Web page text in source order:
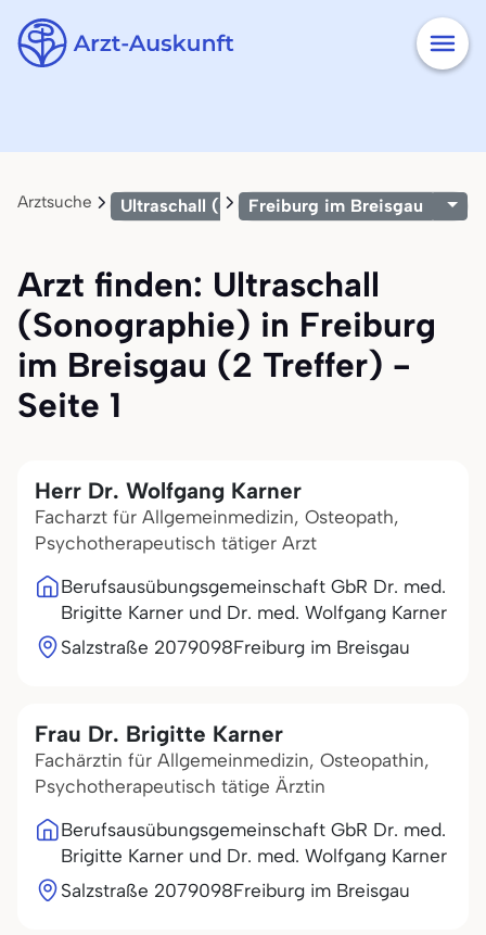
Arztsuche Ultraschall (Sonographie)Freiburg im Breisgau
Arzt finden: Ultraschall
(Sonographie) in Freiburg
im Breisgau (2 Treffer) -
Seite 1
Herr Dr. Wolfgang Karner
Facharzt für Allgemeinmedizin, Osteopath,
Psychotherapeutisch tätiger Arzt
Berufsausübungsgemeinschaft GbR Dr. med.
Brigitte Karner und Dr. med. Wolfgang Karner
Salzstraße 2079098Freiburg im Breisgau
Frau Dr. Brigitte Karner
Fachärztin für Allgemeinmedizin, Osteopathin,
Psychotherapeutisch tätige Ärztin
Berufsausübungsgemeinschaft GbR Dr. med.
Brigitte Karner und Dr. med. Wolfgang Karner
Salzstraße 2079098Freiburg im Breisgau